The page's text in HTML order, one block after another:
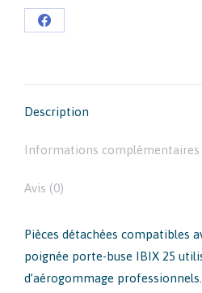
Partager
Description
Informations complémentaires
Avis (0)
Pièces détachées compatibles
poignée porte-buse IBIX 25
d’aérogommage professionnels.